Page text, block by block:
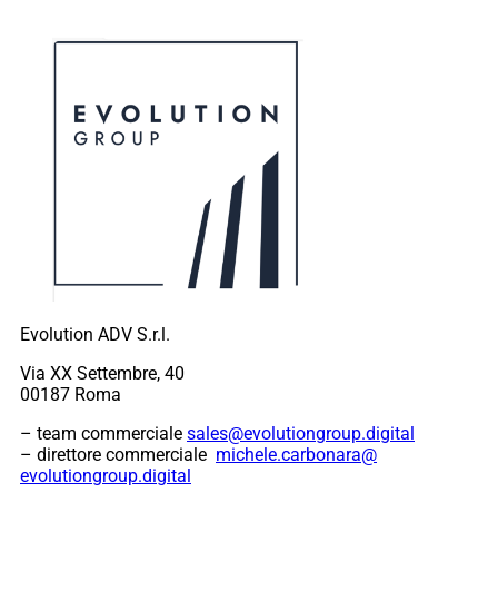
Evolution ADV S.r.l.
Via XX Settembre, 40
00187 Roma
– team commerciale sales@evolutiongroup.digital
– direttore commerciale michele.carbonara@
evolutiongroup.digital